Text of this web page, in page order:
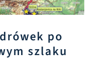
po
szlaku